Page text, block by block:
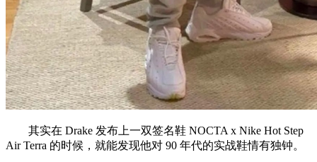
其实在 Drake 发布上一双签名鞋 NOCTA x Nike Hot Step
Air Terra 的时候，就能发现他对 90 年代的实战鞋情有独钟。